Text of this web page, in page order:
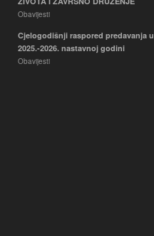
Obavijesti
Cjelogodišnji raspored predavanja u
2025.-2026. nastavnoj godini
Obavijesti